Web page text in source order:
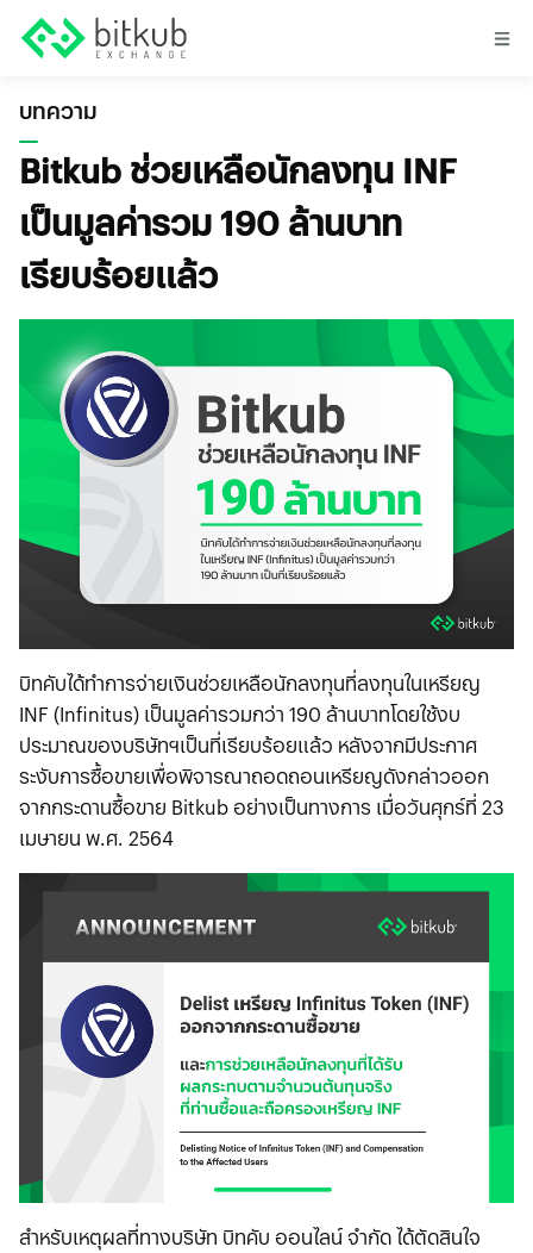
บทความ
Bitkub ช่วยเหลือนักลงทุน INF
เป็นมูลค่ารวม 190 ล้านบาท
เรียบร้อยแล้ว
บิทคับได้ทำการจ่ายเงินช่วยเหลือนักลงทุนที่ลงทุนในเหรียญ
INF (Infinitus) เป็นมูลค่ารวมกว่า 190 ล้านบาทโดยใช้งบ
ประมาณของบริษัทฯเป็นที่เรียบร้อยแล้ว หลังจากมีประกาศ
ระงับการซื้อขายเพื่อพิจารณาถอดถอนเหรียญดังกล่าวออก
จากกระดานซื้อขาย Bitkub อย่างเป็นทางการ เมื่อวันศุกร์ที่ 23
เมษายน พ.ศ. 2564
สำหรับเหตุผลที่ทางบริษัท บิทคับ ออนไลน์ จำกัด ได้ตัดสินใจ